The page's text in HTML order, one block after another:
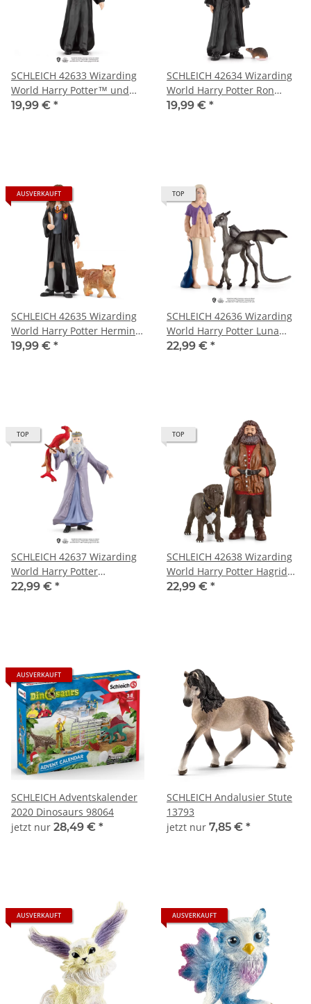
SCHLEICH 42633 Wizarding
World Harry Potter™ und
Hedwig™
19,99 € *
SCHLEICH 42634 Wizarding
World Harry Potter Ron
Weasley™ und Krätze
19,99 € *
AUSVERKAUFT
SCHLEICH 42635 Wizarding
World Harry Potter Hermine
Granger und Krummbein
19,99 € *
TOP
SCHLEICH 42636 Wizarding
World Harry Potter Luna
und Thestral
22,99 € *
TOP
SCHLEICH 42637 Wizarding
World Harry Potter
Dumbledore™ und
22,99 € *
TOP
SCHLEICH 42638 Wizarding
World Harry Potter Hagrid™
und Fang
22,99 € *
AUSVERKAUFT
SCHLEICH Adventskalender
2020 Dinosaurs 98064
jetzt nur 28,49 € *
SCHLEICH Andalusier Stute
13793
jetzt nur 7,85 € *
AUSVERKAUFT AUSVERKAUFT